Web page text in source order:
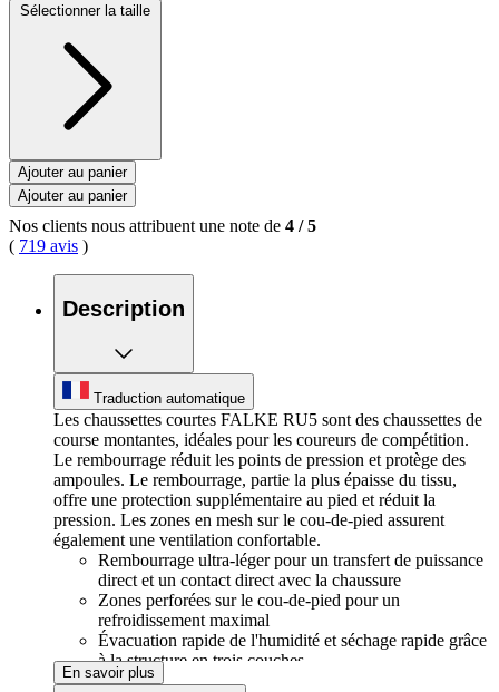
Sélectionner la taille
Ajouter au panier
Ajouter au panier
Nos clients nous attribuent une note de 4 /5
( 719 avis )
Description
Traduction automatique
Les chaussettes courtes FALKE RU5 sont des chaussettes de
course montantes, idéales pour les coureurs de compétition.
Le rembourrage réduit les points de pression et protège des
ampoules. Le rembourrage, partie la plus épaisse du tissu,
offre une protection supplémentaire au pied et réduit la
pression. Les zones en mesh sur le cou-de-pied assurent
également une ventilation confortable.
Rembourrage ultra-léger pour un transfert de puissance
direct et un contact direct avec la chaussure
Zones perforées sur le cou-de-pied pour un
refroidissement maximal
Évacuation rapide de l'humidité et séchage rapide grâce
à la structure en trois couches
Ajustement optimal grâce aux rembourrages droit et
En savoir plus